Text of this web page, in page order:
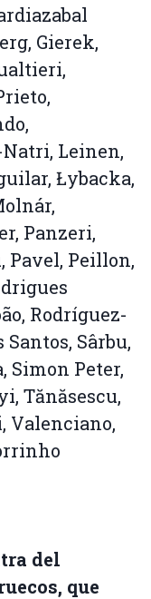
Gierek,
Leinen,
Łybacka,
Panzeri,
Pavel, Peillon,
Rodríguez-
Sârbu,
Simon Peter,
Tănăsescu,
Valenciano,
del
que